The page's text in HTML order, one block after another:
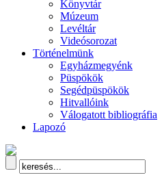
Könyvtár
Múzeum
Levéltár
Videósorozat
Történelmünk
Egyházmegyénk
Püspökök
Segédpüspökök
Hitvallóink
Válogatott bibliográfia
Lapozó